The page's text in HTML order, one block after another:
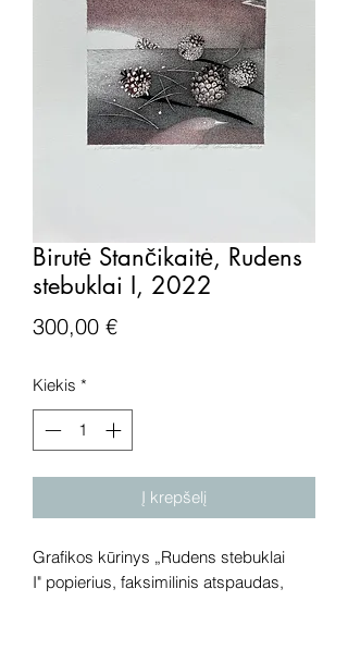
Birutė Stančikaitė, Rudens
stebuklai I, 2022
300,00 €Price
Kiekis *
Į krepšelį
Grafikos kūrinys „Rudens stebuklai
I" popierius, faksimilinis atspaudas,